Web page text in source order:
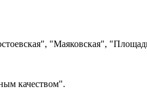
"Маяковская",
качеством".